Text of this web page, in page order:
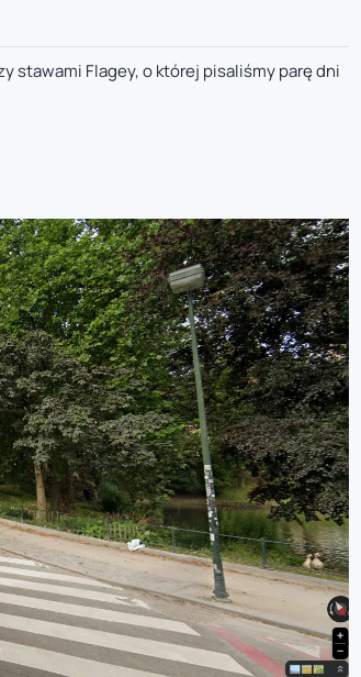
stawami Flagey, o której pisaliśmy parę dni